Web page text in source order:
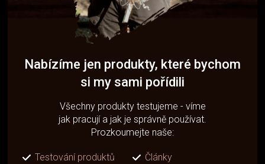
Nabízíme jen produkty, které bychom
si my sami pořídili
Všechny produkty testujeme - víme
jak pracují a jak je správně používat.
Prozkoumejte naše:
Testování produktů
Články